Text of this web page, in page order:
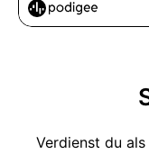
Verdienst du